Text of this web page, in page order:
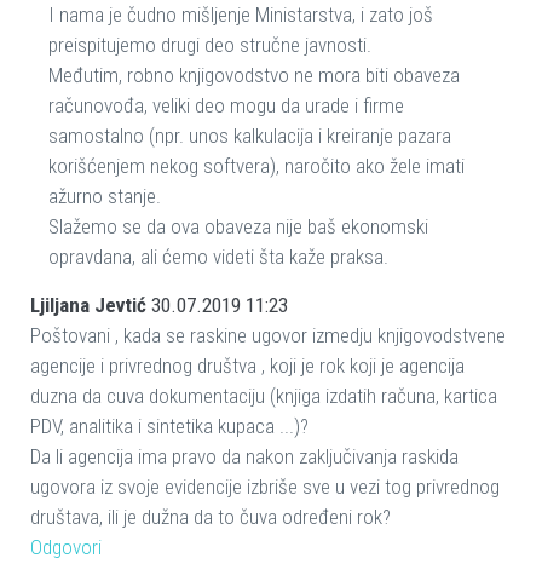
I nama je čudno mišljenje Ministarstva, i zato još
preispitujemo drugi deo stručne javnosti.
Međutim, robno knjigovodstvo ne mora biti obaveza
računovođa, veliki deo mogu da urade i firme
samostalno (npr. unos kalkulacija i kreiranje pazara
korišćenjem nekog softvera), naročito ako žele imati
ažurno stanje.
Slažemo se da ova obaveza nije baš ekonomski
opravdana, ali ćemo videti šta kaže praksa.
Ljiljana Jevtić 30.07.2019 11:23
Poštovani , kada se raskine ugovor izmedju knjigovodstvene
agencije i privrednog društva , koji je rok koji je agencija
duzna da cuva dokumentaciju (knjiga izdatih računa, kartica
PDV, analitika i sintetika kupaca ...)?
Da li agencija ima pravo da nakon zaključivanja raskida
ugovora iz svoje evidencije izbriše sve u vezi tog privrednog
društava, ili je dužna da to čuva određeni rok?
Odgovori